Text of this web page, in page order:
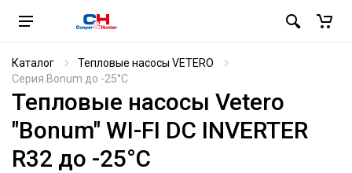
Каталог
Тепловые насосы VETERO
Серия Bonum до -25°C
Тепловые насосы Vetero
"Bonum" WI-FI DC INVERTER
R32 до -25°C